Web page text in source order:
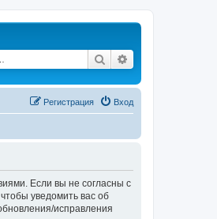
Поиск
Вход
Регистрация
Если вы не согласны с
уведомить вас об
исправления